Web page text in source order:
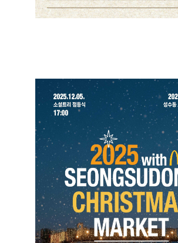
2025 성수동 크리스마